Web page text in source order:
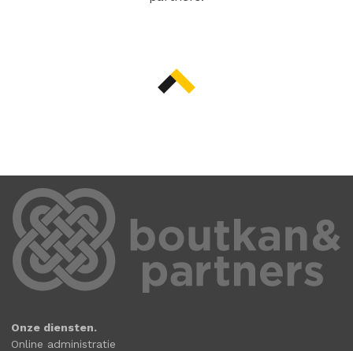
Onze diensten.
Online administratie